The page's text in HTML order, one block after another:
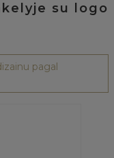
su logo
pagal